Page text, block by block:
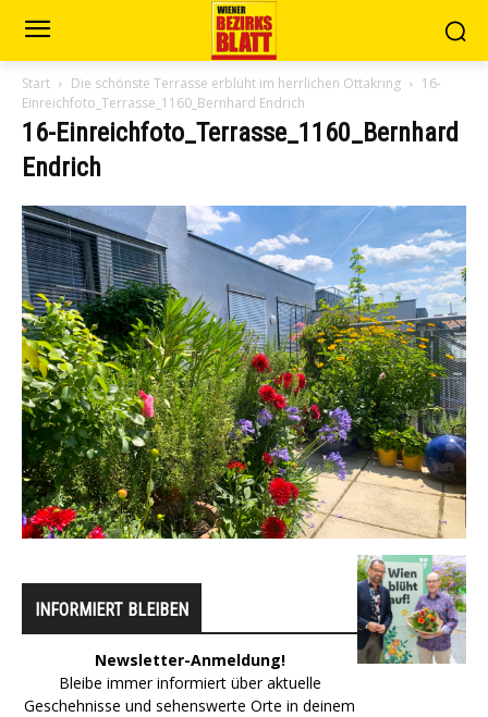
Start Die schönste Terrasse erblüht im herrlichen Ottakring
16-
Einreichfoto_Terrasse_1160_Bernhard Endrich
16-Einreichfoto_Terrasse_1160_Bernhard
Endrich
INFORMIERT BLEIBEN
Newsletter-Anmeldung!
Bleibe immer informiert über aktuelle
Geschehnisse und sehenswerte Orte in deinem